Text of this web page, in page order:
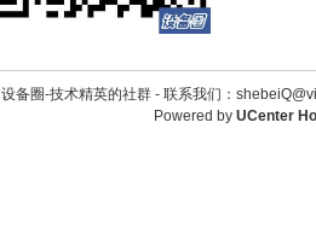
设备圈-技术精英的社群 - 联系我们：
Powered by UCenter